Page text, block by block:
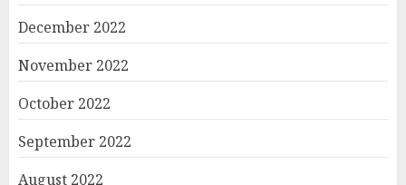
December 2022
November 2022
October 2022
September 2022
August 2022